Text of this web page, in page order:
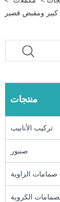
كبير ومقبض قصير
منتجات
تركيب الأنابيب
صنبور
صمامات الزاوية
الكروية